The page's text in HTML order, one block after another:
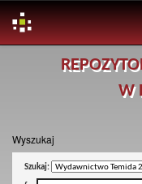
W
Wyszukaj
Szukaj: